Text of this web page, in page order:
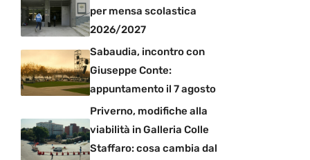
per mensa scolastica
2026/2027
Sabaudia, incontro con
Giuseppe Conte:
appuntamento il 7 agosto
Priverno, modifiche alla
viabilità in Galleria Colle
Staffaro: cosa cambia dal